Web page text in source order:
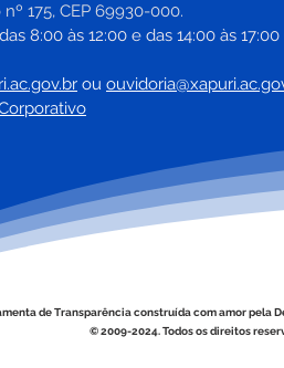
175, CEP 69930-000.
8:00 às 12:00 e das 14:00 às
ou
de Transparência construída com amor pela
© 2009-2024. Todos os direitos